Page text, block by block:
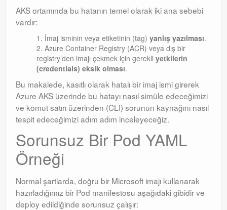
AKS ortamında bu hatanın temel olarak iki ana sebebi
vardır:
İmaj isminin veya etiketinin (tag) yanlış yazılması.
Azure Container Registry (ACR) veya dış bir
registry’den imajı çekmek için gerekli yetkilerin
(credentials) eksik olması.
Bu makalede, kasıtlı olarak hatalı bir imaj ismi girerek
Azure AKS üzerinde bu hatayı nasıl simüle edeceğimizi
ve komut satırı üzerinden (CLI) sorunun kaynağını nasıl
tespit edeceğimizi adım adım inceleyeceğiz.
Sorunsuz Bir Pod YAML
Örneği
Normal şartlarda, doğru bir Microsoft imajı kullanarak
hazırladığımız bir Pod manifestosu aşağıdaki gibidir ve
deploy edildiğinde sorunsuz çalışır: